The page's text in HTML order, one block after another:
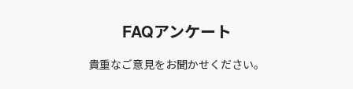
FAQアンケート
貴重なご意見をお聞かせください。